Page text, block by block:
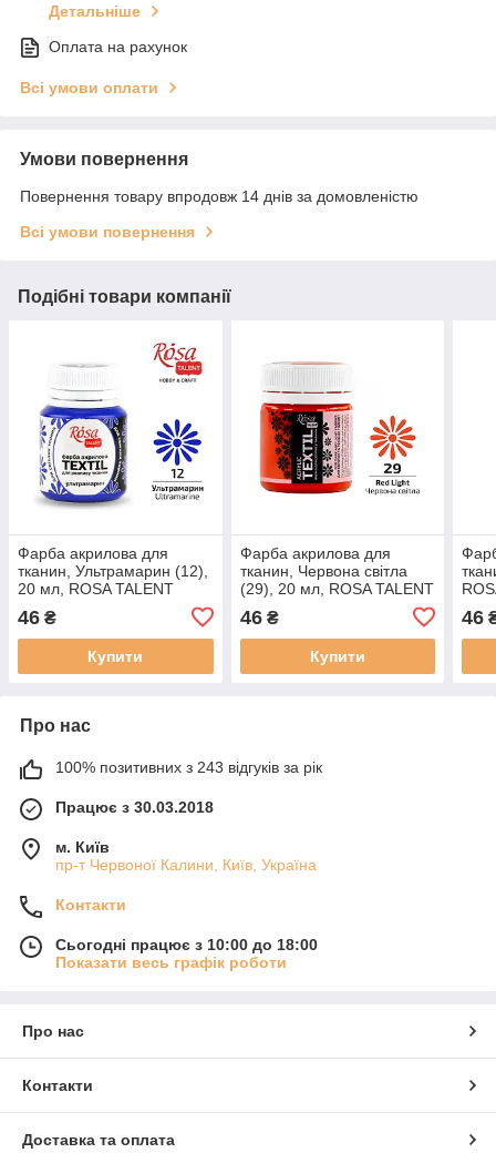
Детальніше
Оплата на рахунок
Всі умови оплати
Умови повернення
Повернення товару впродовж 14 днів за домовленістю
Всі умови повернення
Подібні товари компанії
Фарба акрилова для
тканин, Ультрамарин (12),
20 мл, ROSA TALENT
46 ₴
Купити
Фарба акрилова для
тканин, Червона світла
(29), 20 мл, ROSA TALENT
46₴
Купити
46
Про нас
100% позитивних з 243 відгуків за рік
Працює з 30.03.2018
м. Київ
пр-т Червоної Калини, Київ, Україна
Контакти
Сьогодні працює з 10:00 до 18:00
Показати весь графік роботи
Про нас
Контакти
Доставка та оплата